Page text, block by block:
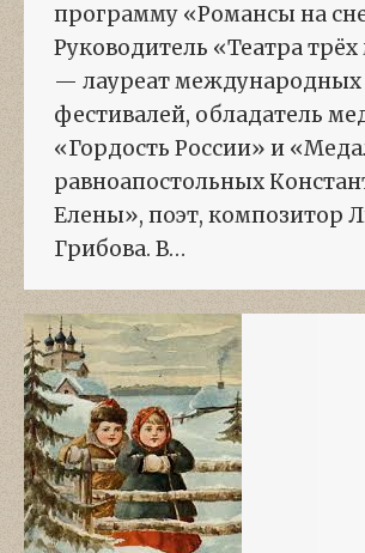
программу «Романсы на
Руководитель «Театра трёх
— лауреат международных
фестивалей, обладатель
«Гордость России» и
равноапостольных
Елены», поэт, композитор
Грибова. В…